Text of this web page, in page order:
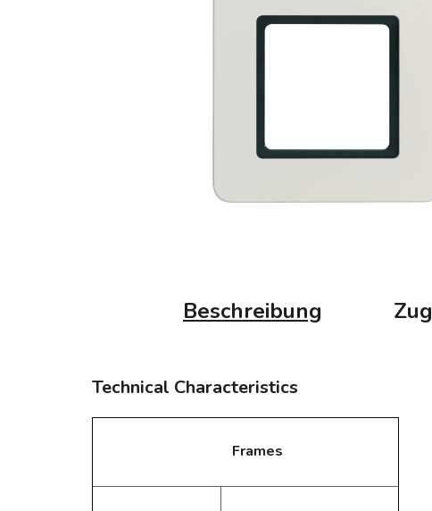
Beschreibung
Technical Characteristics
Frames